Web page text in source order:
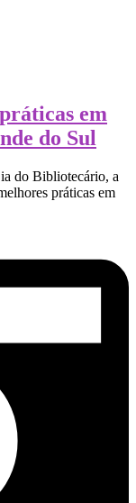
em
do Sul
do Bibliotecário, a
práticas em